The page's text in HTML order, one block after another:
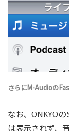
さらにM-Audioの
なお、ONKYO
は表示されず、